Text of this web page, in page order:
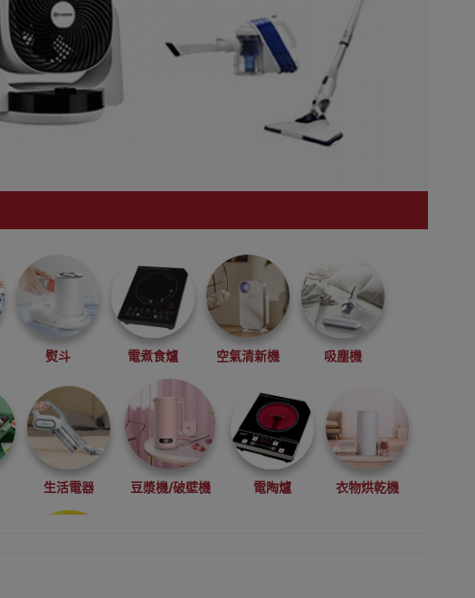
熨斗 電煮食爐 空氣清新機 吸塵機
生活電器 豆漿機/破壁機 電陶爐 衣物烘乾機